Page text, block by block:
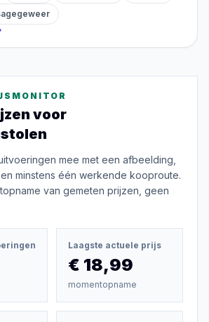
voor
mee met een afbeelding,
minstens één werkende kooproute.
van gemeten prijzen, geen
Laagste actuele prijs
€ 18,99
momentopname